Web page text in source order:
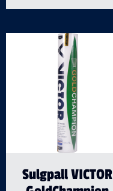
Sulgpall VICTOR